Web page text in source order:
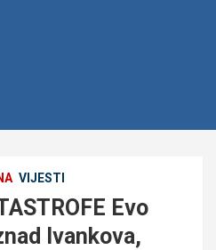
VIJESTI
Evo
Ivankova,